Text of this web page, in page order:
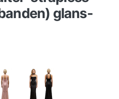
glans-